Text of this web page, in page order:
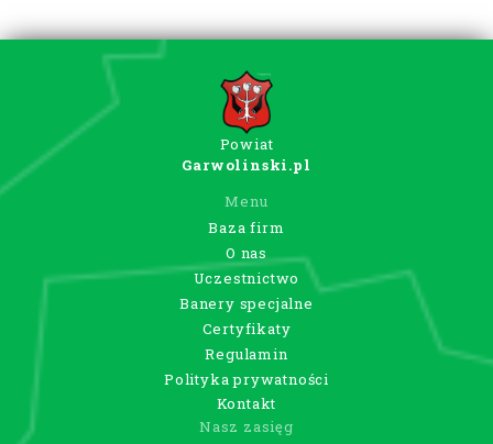
Powiat
Garwolinski.pl
Menu
Baza firm
O nas
Uczestnictwo
Banery specjalne
Certyfikaty
Regulamin
Polityka prywatności
Kontakt
Nasz zasięg